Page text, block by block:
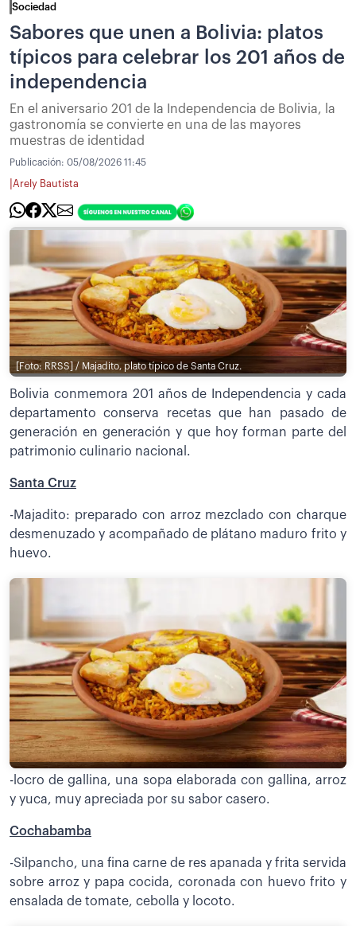
Sociedad
Sabores que unen a Bolivia: platos
típicos para celebrar los 201 años de
independencia
En el aniversario 201 de la Independencia de Bolivia, la
gastronomía se convierte en una de las mayores
muestras de identidad
Publicación: 05/08/2026 11:45
Arely Bautista
[Foto: RRSS] / Majadito, plato típico de Santa Cruz.
Bolivia conmemora 201 años de Independencia y cada
departamento conserva recetas que han pasado de
generación en generación y que hoy forman parte del
patrimonio culinario nacional.
Santa Cruz
-Majadito: preparado con arroz mezclado con charque
desmenuzado y acompañado de plátano maduro frito y
huevo.
-locro de gallina, una sopa elaborada con gallina, arroz
y yuca, muy apreciada por su sabor casero.
Cochabamba
-Silpancho, una fina carne de res apanada y frita servida
sobre arroz y papa cocida, coronada con huevo frito y
ensalada de tomate, cebolla y locoto.